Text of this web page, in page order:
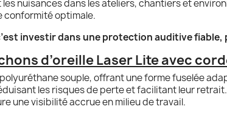
nuisances dans les ateliers, chantiers et
conformité optimale.
investir dans une protection auditive
d’oreille Laser Lite avec
souple, offrant une forme fuselée
les risques de perte et facilitant leur
une visibilité accrue en milieu de travail.